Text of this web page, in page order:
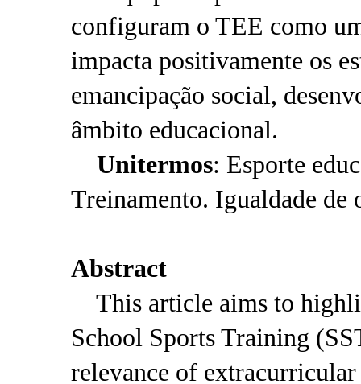
configuram o TEE como
impacta positivamente os
emancipação social,
âmbito educacional.
Unitermos: Esporte
Treinamento. Igualdade de
Abstract
This article aims to
School Sports Training
relevance of